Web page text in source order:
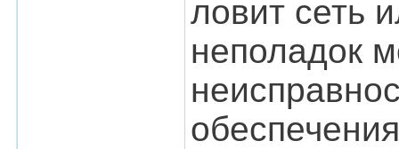
ловит сеть
неполадок